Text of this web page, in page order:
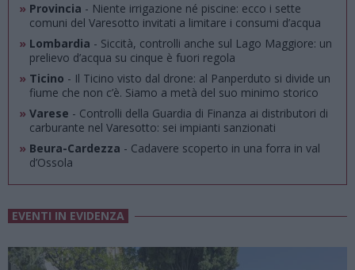
» Provincia - Niente irrigazione né piscine: ecco i sette
comuni del Varesotto invitati a limitare i consumi d’acqua
» Lombardia - Siccità, controlli anche sul Lago Maggiore: un
prelievo d’acqua su cinque è fuori regola
» Ticino - Il Ticino visto dal drone: al Panperduto si divide un
fiume che non c’è. Siamo a metà del suo minimo storico
» Varese - Controlli della Guardia di Finanza ai distributori di
carburante nel Varesotto: sei impianti sanzionati
» Beura-Cardezza - Cadavere scoperto in una forra in val
d’Ossola
EVENTI IN EVIDENZA